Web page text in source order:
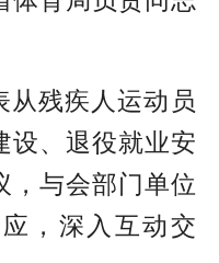
从残疾人运动员
设、退役就业安
，与会部门单位
，深入互动交